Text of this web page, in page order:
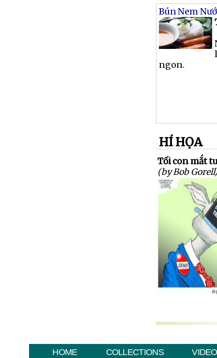
Bún Nem
ngon.
HÍ HỌA
Tối con mắt
(by Bob
HOME COLLECTIONS VIDEO